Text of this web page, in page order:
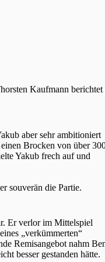
Kaufmann
aber sehr ambitioniert
Brocken von über
Yakub frech auf und
souverän die Partie.
Er verlor im Mittelspiel
„verkümmerten“
Remisangebot nahm
besser gestanden hätte.